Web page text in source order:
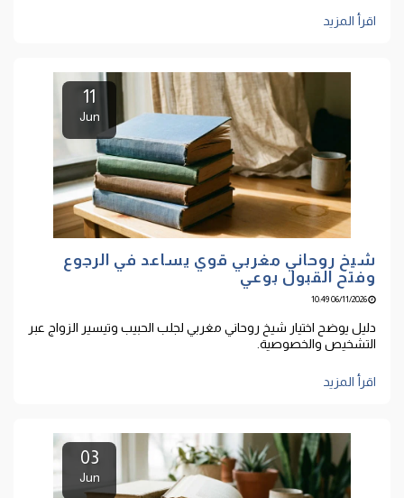
اقرأ المزيد
11
Jun
شيخ روحاني مغربي قوي يساعد في الرجوع
وفتح القبول بوعي
06/11/2026 10:49
دليل يوضح اختيار شيخ روحاني مغربي لجلب الحبيب وتيسير الزواج عبر
التشخيص والخصوصية.
اقرأ المزيد
03
Jun